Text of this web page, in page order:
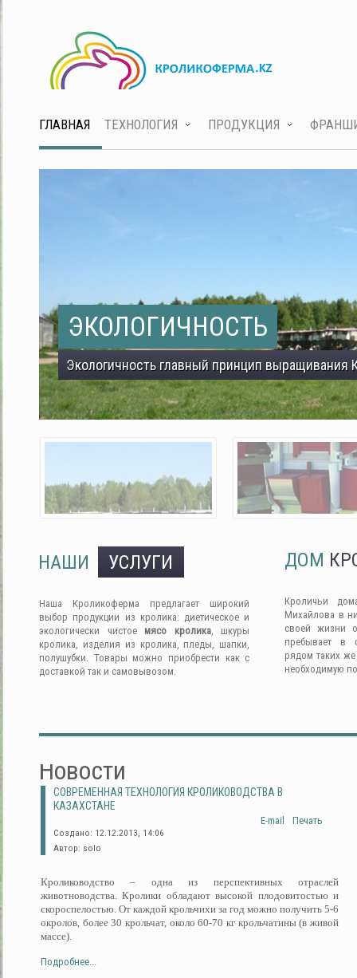
ГЛАВНАЯ ТЕХНОЛОГИЯ ПРОДУКЦИЯ
ЭКОЛОГИЧНОСТЬ
Экологичность главный принцип выращивания
НАШИ УСЛУГИ
Наша Кроликоферма предлагает широкий
выбор продукции из кролика: диетическое и
экологически чистое мясо кролика, шкуры
кролика, изделия из кролика, пледы, шапки,
полушубки. Товары можно приобрести как с
доставкой так и самовывозом.
ДОМ
Кроличьи
Михайлова в
своей жизни
пребывает в
рядом таких
необходимую
Новости
СОВРЕМЕННАЯ ТЕХНОЛОГИЯ КРОЛИКОВОДСТВА В
КАЗАХСТАНЕ
Печать
E-mail
Создано: 12.12.2013, 14:06
Автор: solo
Кролиководство – одна из перспективных отраслей
животноводства. Кролики обладают высокой плодовитостью и
скороспелостью. От каждой крольчихи за год можно получить 5-6
окролов, более 30 крольчат, около 60-70 кг крольчатины (в живой
массе).
Подробнее...